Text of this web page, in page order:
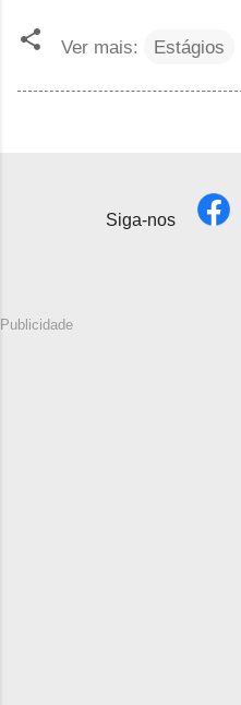
Ver mais: Estágios
Siga-nos
Publicidade